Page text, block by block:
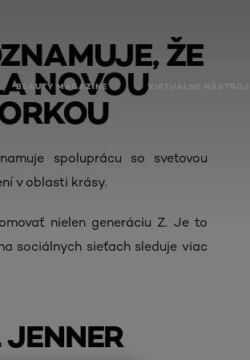
BEAUTY MAGAZINE VIRTUÁLNE NÁSTROJE
ŽE
NOVOU
spoluprácu so svetovou
v oblasti krásy.
nielen generáciu Z. Je to
sociálnych sieťach sleduje viac